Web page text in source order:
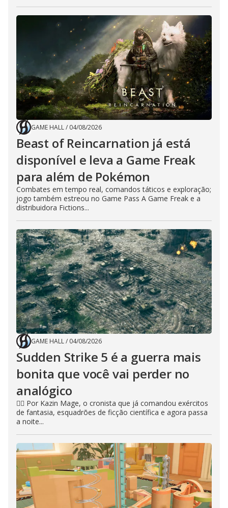
GAME HALL/ 04/08/2026
Beast of Reincarnation já está
disponível e leva a Game Freak
para além de Pokémon
Combates em tempo real, comandos táticos e exploração;
jogo também estreou no Game Pass A Game Freak e a
distribuidora Fictions...
GAME HALL/ 04/08/2026
Sudden Strike 5 é a guerra mais
bonita que você vai perder no
analógico
🧙‍♂️ Por Kazin Mage, o cronista que já comandou exércitos
de fantasia, esquadrões de ficção científica e agora passa
a noite...